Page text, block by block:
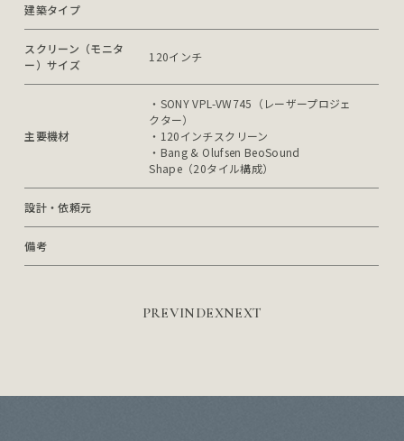
建築タイプ
スクリーン（モニタ
ー）サイズ
120インチ
主要機材
・SONY VPL-VW745（レーザープロジェ
クター）
・120インチスクリーン
・Bang & Olufsen BeoSound
Shape（20タイル構成）
設計・依頼元
備考
PREVINDEXNEXT